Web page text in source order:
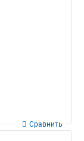
Сравнить